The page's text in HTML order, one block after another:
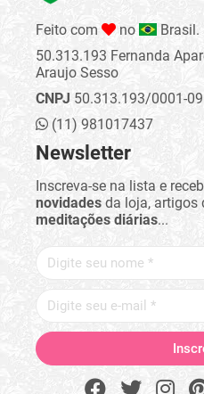
Feito com no
Brasil.
50.313.193 Fernanda
Araujo Sesso
CNPJ 50.313.193/0001-09
(11) 981017437
Newsletter
Inscreva-se na lista e
novidades da loja, artigos
meditações diárias...